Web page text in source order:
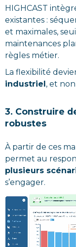
HIGHCAST
existantes :
et maximales,
maintenances
règles métier.
La flexibilité
industriel, et
3. Construire
robustes
À partir de ces
permet au
plusieurs
s’engager.